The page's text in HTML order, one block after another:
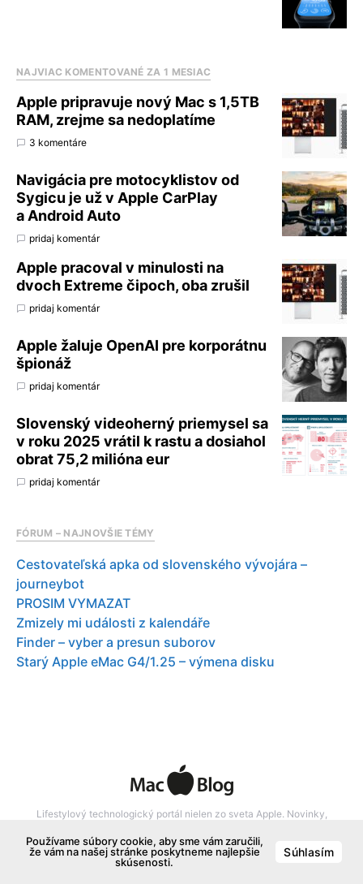
NAJVIAC KOMENTOVANÉ ZA 1 MESIAC
Apple pripravuje nový Mac s 1,5TB
RAM, zrejme sa nedoplatíme
3 komentáre
Navigácia pre motocyklistov od
Sygicu je už v Apple CarPlay
a Android Auto
pridaj komentár
Apple pracoval v minulosti na
dvoch Extreme čipoch, oba zrušil
pridaj komentár
Apple žaluje OpenAI pre korporátnu
špionáž
pridaj komentár
Slovenský videoherný priemysel sa
v roku 2025 vrátil k rastu a dosiahol
obrat 75,2 milióna eur
pridaj komentár
FÓRUM – NAJNOVŠIE TÉMY
Cestovateľská apka od slovenského vývojára –
journeybot
PROSIM VYMAZAT
Zmizely mi události z kalendáře
Finder – vyber a presun suborov
Starý Apple eMac G4/1.25 – výmena disku
Lifestylový technologický portál nielen zo sveta Apple. Novinky,
produkty Apple.
Používame súbory cookie, aby sme vám zaručili,
že vám na našej stránke poskytneme najlepšie
skúsenosti.
Súhlasím